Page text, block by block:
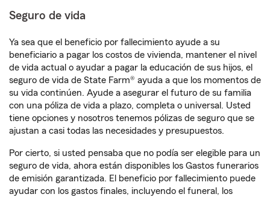
Seguro de vida
Ya sea que el beneficio por fallecimiento ayude a su
beneficiario a pagar los costos de vivienda, mantener el nivel
de vida actual o ayudar a pagar la educación de sus hijos, el
seguro de vida de State Farm® ayuda a que los momentos de
su vida continúen. Ayude a asegurar el futuro de su familia
con una póliza de vida a plazo, completa o universal. Usted
tiene opciones y nosotros tenemos pólizas de seguro que se
ajustan a casi todas las necesidades y presupuestos.
Por cierto, si usted pensaba que no podía ser elegible para un
seguro de vida, ahora están disponibles los Gastos funerarios
de emisión garantizada. El beneficio por fallecimiento puede
ayudar con los gastos finales, incluyendo el funeral, los